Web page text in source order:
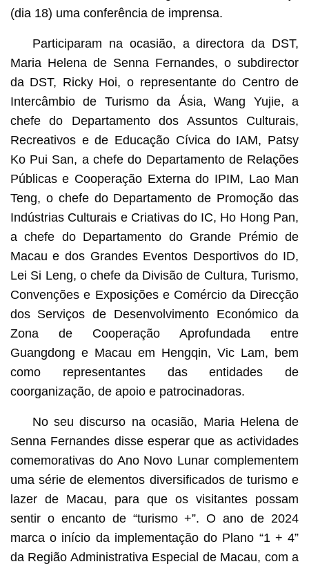
(dia 18) uma conferência de imprensa.
Participaram na ocasião, a directora da DST,
Maria Helena de Senna Fernandes, o subdirector
da DST, Ricky Hoi, o representante do Centro de
Intercâmbio de Turismo da Ásia, Wang Yujie, a
chefe do Departamento dos Assuntos Culturais,
Recreativos e de Educação Cívica do IAM, Patsy
Ko Pui San, a chefe do Departamento de Relações
Públicas e Cooperação Externa do IPIM, Lao Man
Teng, o chefe do Departamento de Promoção das
Indústrias Culturais e Criativas do IC, Ho Hong Pan,
a chefe do Departamento do Grande Prémio de
Macau e dos Grandes Eventos Desportivos do ID,
Lei Si Leng, o chefe da Divisão de Cultura, Turismo,
Convenções e Exposições e Comércio da Direcção
dos Serviços de Desenvolvimento Económico da
Zona de Cooperação Aprofundada entre
Guangdong e Macau em Hengqin, Vic Lam, bem
como representantes das entidades de
coorganização, de apoio e patrocinadoras.
No seu discurso na ocasião, Maria Helena de
Senna Fernandes disse esperar que as actividades
comemorativas do Ano Novo Lunar complementem
uma série de elementos diversificados de turismo e
lazer de Macau, para que os visitantes possam
sentir o encanto de “turismo +”. O ano de 2024
marca o início da implementação do Plano “1 + 4”
da Região Administrativa Especial de Macau, com a